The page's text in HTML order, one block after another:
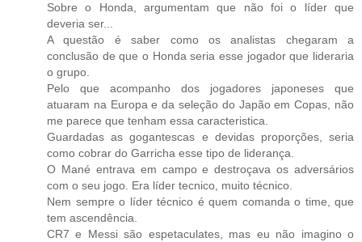
Sobre o Honda, argumentam que não foi o líder que
deveria ser...
A questão é saber como os analistas chegaram a
conclusão de que o Honda seria esse jogador que lideraria
o grupo.
Pelo que acompanho dos jogadores japoneses que
atuaram na Europa e da seleção do Japão em Copas, não
me parece que tenham essa caracteristica.
Guardadas as gogantescas e devidas proporções, seria
como cobrar do Garricha esse tipo de liderança.
O Mané entrava em campo e destroçava os adversários
com o seu jogo. Era líder tecnico, muito técnico.
Nem sempre o líder técnico é quem comanda o time, que
tem ascendência.
CR7 e Messi são espetaculates, mas eu não imagino o